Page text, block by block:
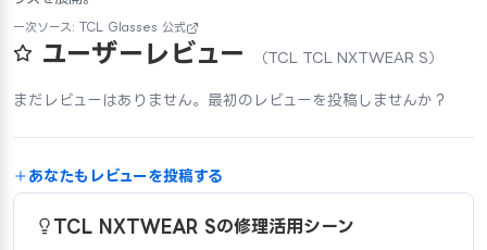
一次ソース: TCL Glasses 公式
ユーザーレビュー （TCL TCL NXTWEAR S）
まだレビューはありません。最初のレビューを投稿しませんか？
あなたもレビューを投稿する
TCL NXTWEAR Sの修理活用シーン